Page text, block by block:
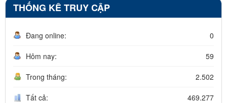
THỐNG KÊ TRUY CẬP
Đang online: 0
Hôm nay: 59
Trong tháng: 2.502
Tất cả: 469.277